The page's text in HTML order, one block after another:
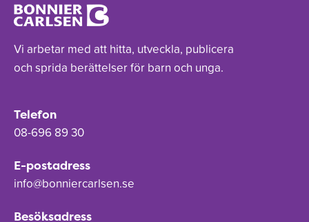
Vi arbetar med att hitta, utveckla, publicera
och sprida berättelser för barn och unga.
Telefon
08-696 89 30
E-postadress
info@bonniercarlsen.se
Besöksadress